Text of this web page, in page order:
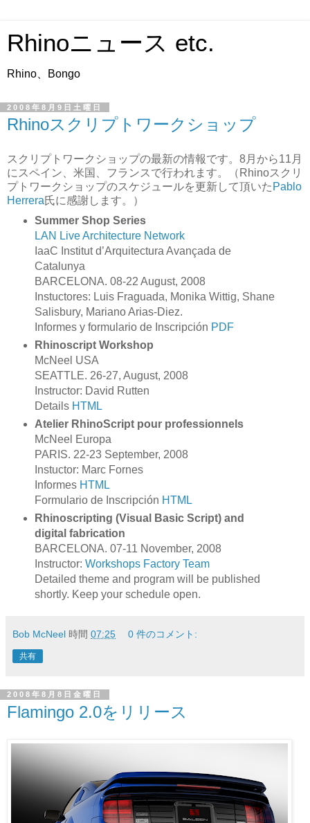
Rhinoニュース etc.
Rhino、Bongo
2008年8月9日土曜日
Rhinoスクリプトワークショップ
スクリプトワークショップの最新の情報です。8月から11月
にスペイン、米国、フランスで行われます。（Rhinoスクリ
プトワークショップのスケジュールを更新して頂いた Pablo
Herrera氏に感謝します。）
Summer Shop Series
LAN Live Architecture Network
IaaC Institut d’Arquitectura Avançada de
Catalunya
BARCELONA. 08-22 August, 2008
Instuctores: Luis Fraguada, Monika Wittig, Shane
Salisbury, Mariano Arias-Diez.
Informes y formulario de Inscripción PDF
Rhinoscript Workshop
McNeel USA
SEATTLE. 26-27, August, 2008
Instructor: David Rutten
Details HTML
Atelier RhinoScript pour professionnels
McNeel Europa
PARIS. 22-23 September, 2008
Instuctor: Marc Fornes
Informes HTML
Formulario de Inscripción HTML
Rhinoscripting (Visual Basic Script) and
digital fabrication
BARCELONA. 07-11 November, 2008
Instructor: Workshops Factory Team
Detailed theme and program will be published
shortly. Keep your schedule open.
Bob McNeel 時間 07:25 0 件のコメント:
共有
2008年8月8日金曜日
Flamingo 2.0をリリース